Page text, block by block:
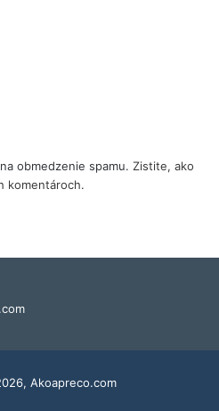
obmedzenie spamu. Zistite, ako
komentároch.
Akoapreco.com